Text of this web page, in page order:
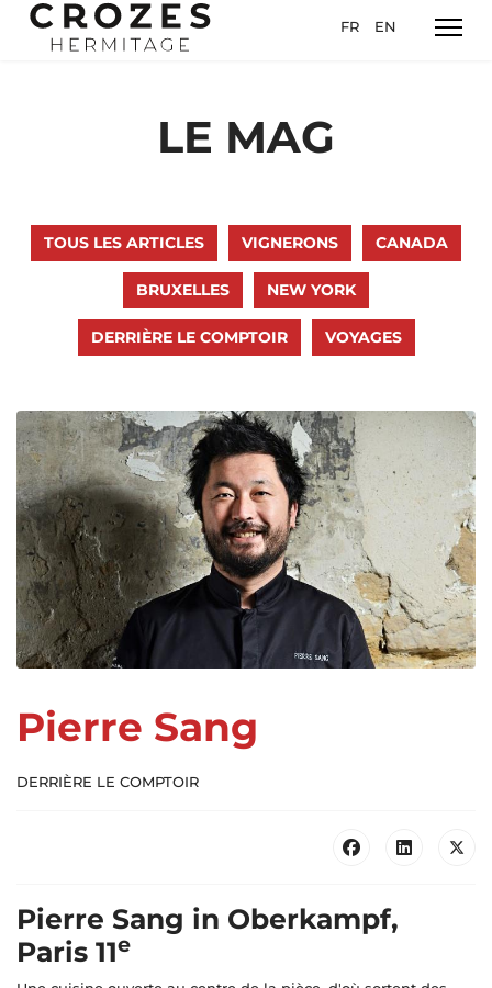
Sélectionnez votre
FR EN
LE MAG
TOUS LES ARTICLES VIGNERONS CANADA
BRUXELLES NEW YORK
DERRIÈRE LE COMPTOIR VOYAGES
Pierre Sang
DERRIÈRE LE COMPTOIR
Pierre Sang in Oberkampf,
Paris 11e